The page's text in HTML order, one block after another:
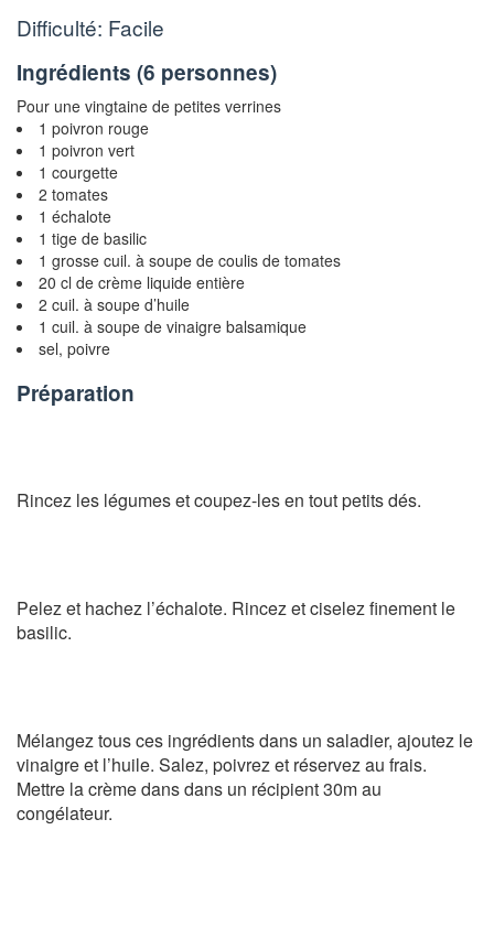
Difficulté: Facile
Ingrédients (6 personnes)
Pour une vingtaine de petites verrines
1 poivron rouge
1 poivron vert
1 courgette
2 tomates
1 échalote
1 tige de basilic
1 grosse cuil. à soupe de coulis de tomates
20 cl de crème liquide entière
2 cuil. à soupe d’huile
1 cuil. à soupe de vinaigre balsamique
sel, poivre
Préparation
Rincez les légumes et coupez-les en tout petits dés.
Pelez et hachez l’échalote. Rincez et ciselez finement le
basilic.
Mélangez tous ces ingrédients dans un saladier, ajoutez le
vinaigre et l’huile. Salez, poivrez et réservez au frais.
Mettre la crème dans dans un récipient 30m au
congélateur.